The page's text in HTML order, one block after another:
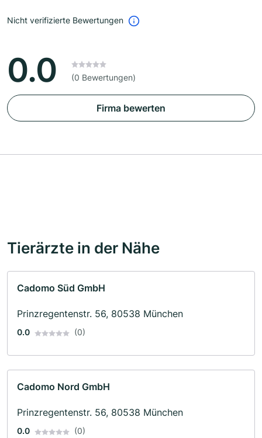
Nicht verifizierte Bewertungen
0.0 (0 Bewertungen)
Firma bewerten
Tierärzte in der Nähe
Cadomo Süd GmbH
Prinzregentenstr. 56, 80538 München
0.0 (0)
Cadomo Nord GmbH
Prinzregentenstr. 56, 80538 München
0.0 (0)